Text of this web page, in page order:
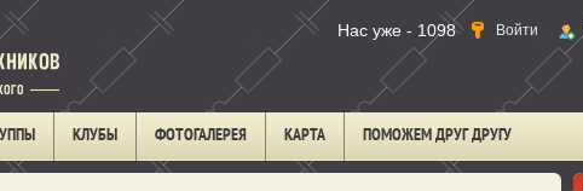
Войти
Нас уже - 1098
КЛУБЫ ФОТОГАЛЕРЕЯ КАРТА ПОМОЖЕМ ДРУГ ДРУГУ